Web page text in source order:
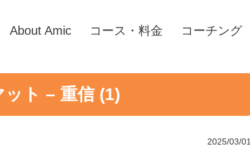
About Amic コース・料金 コーチング
ト – 重信 (1)
2025/03/01